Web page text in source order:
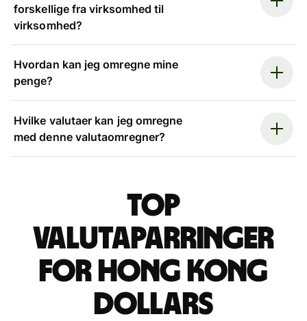
forskellige fra virksomhed til
virksomhed?
Hvordan kan jeg omregne mine
penge?
Hvilke valutaer kan jeg omregne
med denne valutaomregner?
Top
valutaparringer
for hong kong
dollars